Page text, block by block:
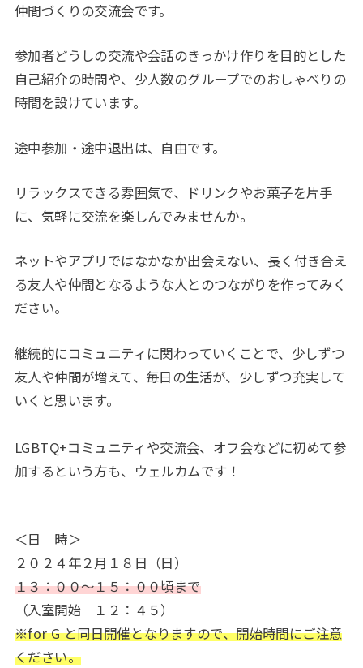
仲間づくりの交流会です。
参加者どうしの交流や会話のきっかけ作りを目的とした
自己紹介の時間や、少人数のグループでのおしゃべりの
時間を設けています。
途中参加・途中退出は、自由です。
リラックスできる雰囲気で、ドリンクやお菓子を片手
に、気軽に交流を楽しんでみませんか。
ネットやアプリではなかなか出会えない、長く付き合え
る友人や仲間となるような人とのつながりを作ってみく
ださい。
継続的にコミュニティに関わっていくことで、少しずつ
友人や仲間が増えて、毎日の生活が、少しずつ充実して
いくと思います。
LGBTQ+コミュニティや交流会、オフ会などに初めて参
加するという方も、ウェルカムです！
＜日 時＞
２０２４年２月１８日（日）
１３：００～１５：００頃まで
（入室開始 １２：４５）
※for G と同日開催となりますので、開始時間にご注意
ください。